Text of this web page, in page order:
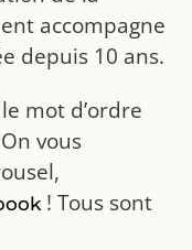
accompagne
depuis 10 ans.
mot d’ordre
vous
! Tous sont